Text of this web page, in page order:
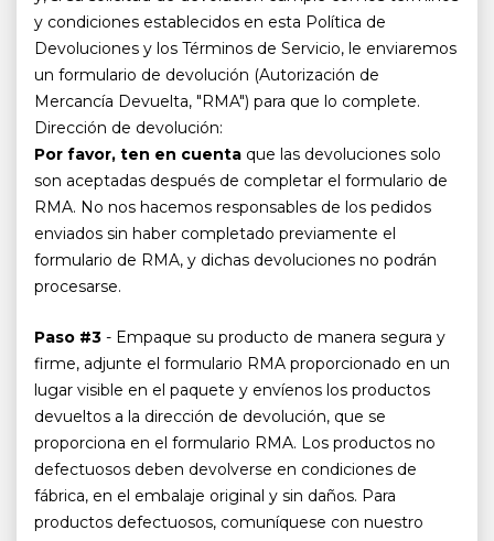
y condiciones establecidos en esta Política de
Devoluciones y los Términos de Servicio, le enviaremos
un formulario de devolución (Autorización de
Mercancía Devuelta, "RMA") para que lo complete.
Dirección de devolución:
Por favor, ten en cuenta que las devoluciones solo
son aceptadas después de completar el formulario de
RMA. No nos hacemos responsables de los pedidos
enviados sin haber completado previamente el
formulario de RMA, y dichas devoluciones no podrán
procesarse.
Paso #3 - Empaque su producto de manera segura y
firme, adjunte el formulario RMA proporcionado en un
lugar visible en el paquete y envíenos los productos
devueltos a la dirección de devolución, que se
proporciona en el formulario RMA. Los productos no
defectuosos deben devolverse en condiciones de
fábrica, en el embalaje original y sin daños. Para
productos defectuosos, comuníquese con nuestro